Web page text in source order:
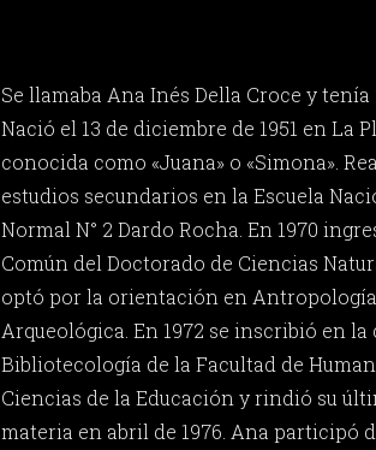
Se llamaba Ana Inés Della Croce y tenía
Nació el 13 de diciembre de 1951 en La
conocida como «Juana» o «Simona».
estudios secundarios en la Escuela
Normal N° 2 Dardo Rocha. En 1970
Común del Doctorado de Ciencias
optó por la orientación en Antropología
Arqueológica. En 1972 se inscribió en la
Bibliotecología de la Facultad de
Ciencias de la Educación y rindió su
materia en abril de 1976. Ana participó